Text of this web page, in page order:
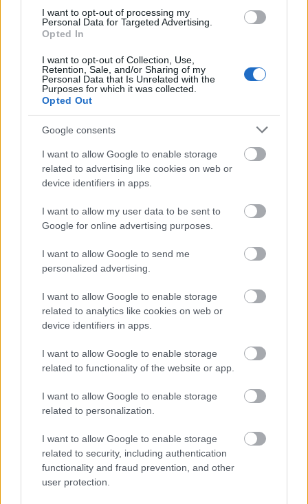
I want to opt-out of processing my
Personal Data for Targeted Advertising.
Opted In
I want to opt-out of Collection, Use,
Retention, Sale, and/or Sharing of my
Personal Data that Is Unrelated with the
Purposes for which it was collected.
Opted Out
Google consents
I want to allow Google to enable storage
related to advertising like cookies on web or
device identifiers in apps.
I want to allow my user data to be sent to
Google for online advertising purposes.
I want to allow Google to send me
personalized advertising.
I want to allow Google to enable storage
related to analytics like cookies on web or
device identifiers in apps.
I want to allow Google to enable storage
related to functionality of the website or app.
I want to allow Google to enable storage
related to personalization.
I want to allow Google to enable storage
related to security, including authentication
functionality and fraud prevention, and other
user protection.
Az architektúrával megvalósíthatóvá vált, hogy
egyszerű mozgásrétegekből az interakció
hitelességét segítő komplex cselekvések fejlődjenek
Ajánlott bejegyzések: